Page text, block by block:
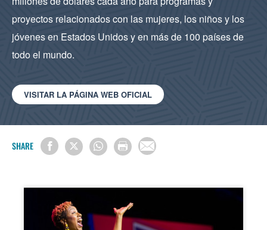
proyectos relacionados con las mujeres, los niños y los
jóvenes en Estados Unidos y en más de 100 países de
todo el mundo.
VISITAR LA PÁGINA WEB OFICIAL
SHARE